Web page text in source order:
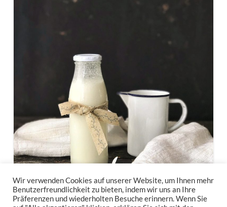
Wir verwenden Cookies auf unserer Website, um Ihnen mehr
Benutzerfreundlichkeit zu bieten, indem wir uns an Ihre
Präferenzen und wiederholten Besuche erinnern. Wenn Sie